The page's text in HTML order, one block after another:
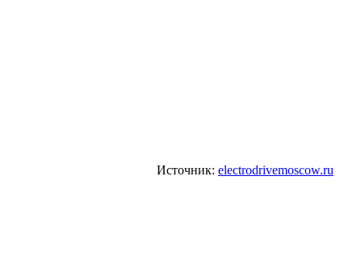
Источник: electrodrivemoscow.ru